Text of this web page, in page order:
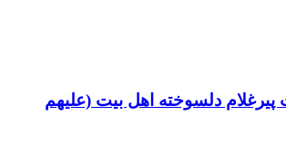
دلسوخته اهل بیت (علیهم